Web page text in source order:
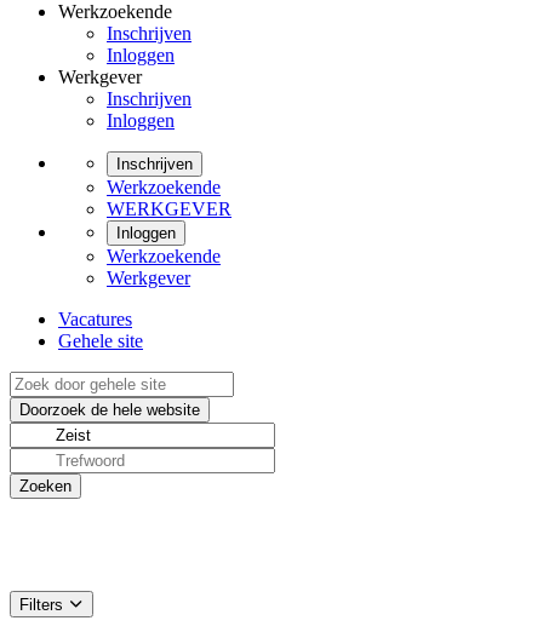
Werkzoekende
Inschrijven
Inloggen
Werkgever
Inschrijven
Inloggen
Inschrijven
Werkzoekende
WERKGEVER
Inloggen
Werkzoekende
Werkgever
Vacatures
Gehele site
Filters